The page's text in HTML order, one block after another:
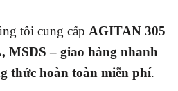
tôi cung cấp AGITAN 305
MSDS – giao hàng nhanh
thức hoàn toàn miễn phí.